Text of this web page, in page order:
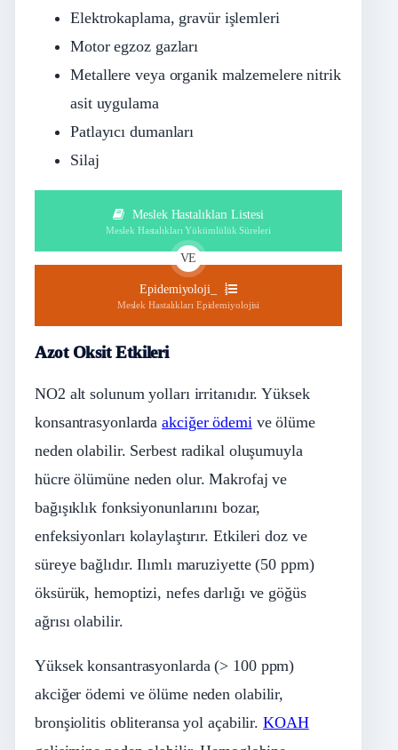
Elektrokaplama, gravür işlemleri
Motor egzoz gazları
Metallere veya organik malzemelere nitrik
asit uygulama
Patlayıcı dumanları
Silaj
Meslek Hastalıkları Listesi
Meslek Hastalıkları Yükümlülük Süreleri
VE
Epidemiyoloji_
Meslek Hastalıkları Epidemiyolojisi
Azot Oksit Etkileri
NO2 alt solunum yolları irritanıdır. Yüksek
konsantrasyonlardaakciğer ödemive ölüme
neden olabilir. Serbest radikal oluşumuyla
hücre ölümüne neden olur. Makrofaj ve
bağışıklık fonksiyonunlarıını bozar,
enfeksiyonları kolaylaştırır. Etkileri doz ve
süreye bağlıdır. Ilımlı maruziyette (50 ppm)
öksürük, hemoptizi, nefes darlığı ve göğüs
ağrısı olabilir.
Yüksek konsantrasyonlarda (> 100 ppm)
akciğer ödemi ve ölüme neden olabilir,
bronşiolitis obliteransa yol açabilir.KOAH